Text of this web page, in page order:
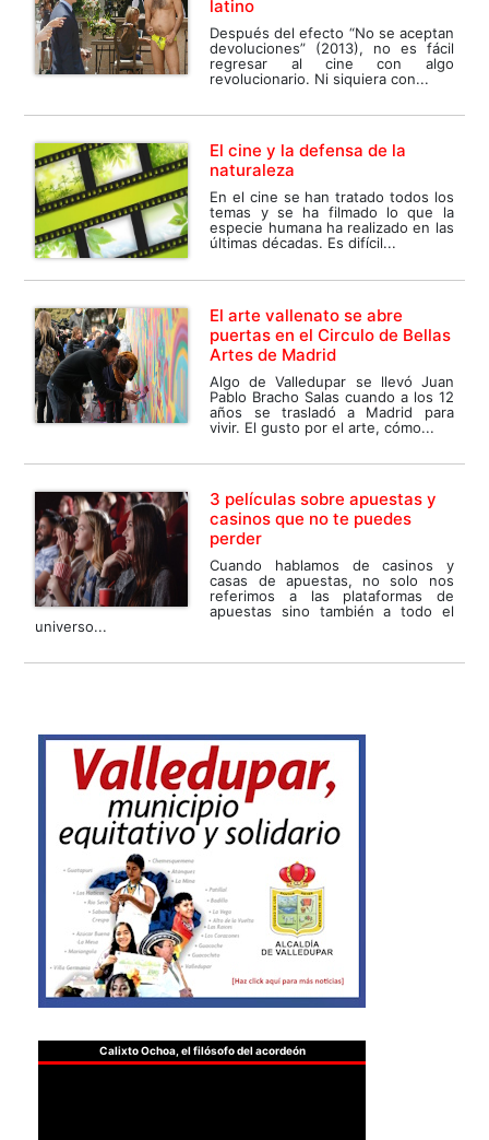
latino
Después del efecto “No se aceptan
devoluciones” (2013), no es fácil
regresar al cine con algo
revolucionario. Ni siquiera con...
El cine y la defensa de la
naturaleza
En el cine se han tratado todos los
temas y se ha filmado lo que la
especie humana ha realizado en las
últimas décadas. Es difícil...
El arte vallenato se abre
puertas en el Circulo de Bellas
Artes de Madrid
Algo de Valledupar se llevó Juan
Pablo Bracho Salas cuando a los 12
años se trasladó a Madrid para
vivir. El gusto por el arte, cómo...
3 películas sobre apuestas y
casinos que no te puedes
perder
Cuando hablamos de casinos y
casas de apuestas, no solo nos
referimos a las plataformas de
apuestas sino también a todo el
universo...
Calixto Ochoa, el filósofo del acordeón